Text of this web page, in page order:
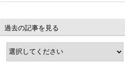
過去の記事を見る